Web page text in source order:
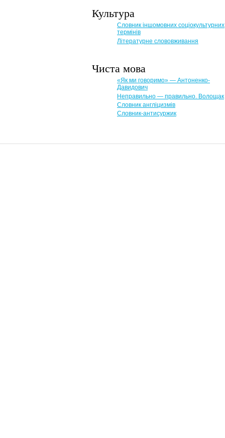
Культура
Словник іншомовних соціокультурних
термінів
Літературне слововживання
Чиста мова
«Як ми говоримо» — Антоненко-
Давидович
Неправильно — правильно. Волощак
Словник англіцизмів
Словник-антисуржик